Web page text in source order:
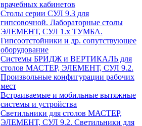
врачебных кабинетов
Столы серии СУЛ 9.3 для
гипсовочной. Лабораторные столы
ЭЛЕМЕНТ, СУЛ 1.х ТУМБА.
Гипсоотстойники и др. сопутствующее
оборудование
Системы БРИДЖ и ВЕРТИКАЛЬ для
столов МАСТЕР, ЭЛЕМЕНТ, СУЛ 9.2.
Произвольные конфигурации рабочих
мест
Встраиваемые и мобильные вытяжные
системы и устройства
Светильники для столов МАСТЕР,
ЭЛЕМЕНТ, СУЛ 9.2. Светильники для